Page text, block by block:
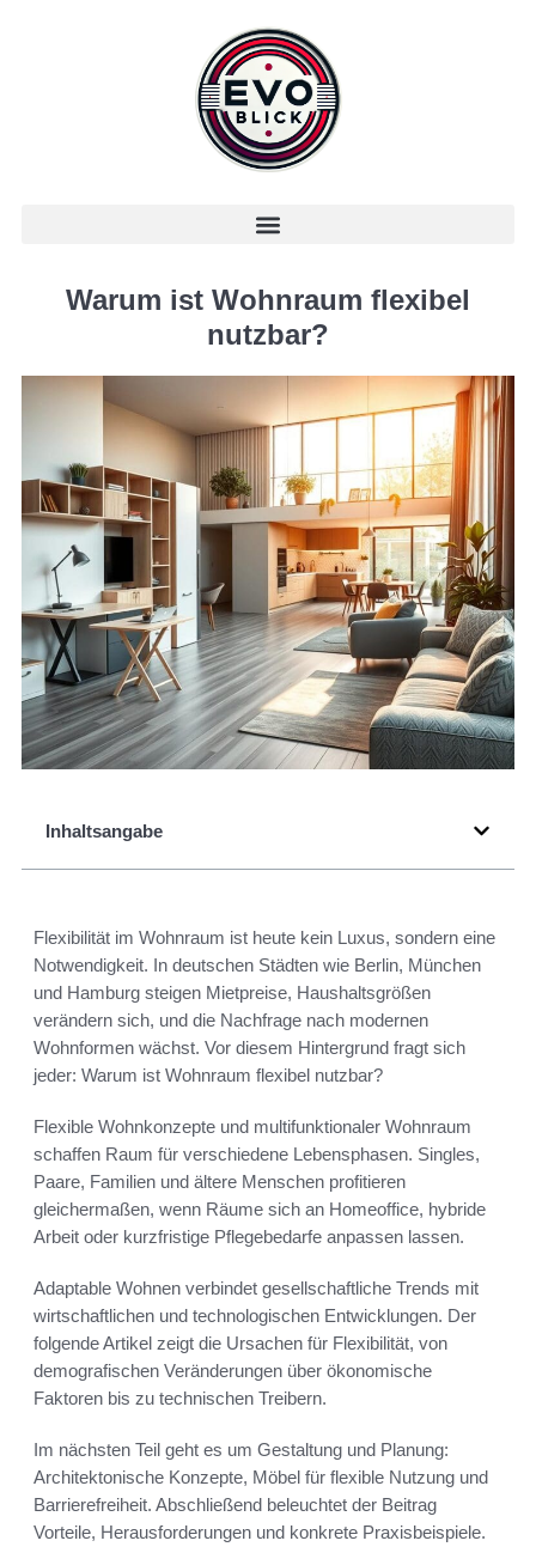
Warum ist Wohnraum flexibel
nutzbar?
Inhaltsangabe
Flexibilität im Wohnraum ist heute kein Luxus, sondern eine
Notwendigkeit. In deutschen Städten wie Berlin, München
und Hamburg steigen Mietpreise, Haushaltsgrößen
verändern sich, und die Nachfrage nach modernen
Wohnformen wächst. Vor diesem Hintergrund fragt sich
jeder: Warum ist Wohnraum flexibel nutzbar?
Flexible Wohnkonzepte und multifunktionaler Wohnraum
schaffen Raum für verschiedene Lebensphasen. Singles,
Paare, Familien und ältere Menschen profitieren
gleichermaßen, wenn Räume sich an Homeoffice, hybride
Arbeit oder kurzfristige Pflegebedarfe anpassen lassen.
Adaptable Wohnen verbindet gesellschaftliche Trends mit
wirtschaftlichen und technologischen Entwicklungen. Der
folgende Artikel zeigt die Ursachen für Flexibilität, von
demografischen Veränderungen über ökonomische
Faktoren bis zu technischen Treibern.
Im nächsten Teil geht es um Gestaltung und Planung:
Architektonische Konzepte, Möbel für flexible Nutzung und
Barrierefreiheit. Abschließend beleuchtet der Beitrag
Vorteile, Herausforderungen und konkrete Praxisbeispiele.